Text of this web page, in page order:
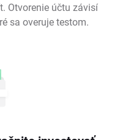
Otvorenie účtu závisí
sa overuje testom.